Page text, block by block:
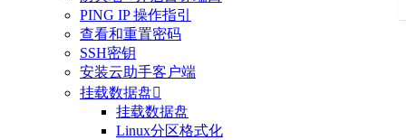
PING IP 操作指引
查看和重置密码
SSH密钥
安装云助手客户端
挂载数据盘
挂载数据盘
Linux分区格式化